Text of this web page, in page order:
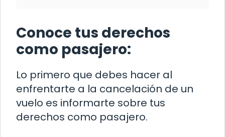
Conoce tus derechos
como pasajero:
Lo primero que debes hacer al
enfrentarte a la cancelación de un
vuelo es informarte sobre tus
derechos como pasajero.